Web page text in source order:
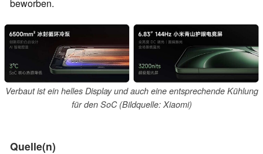
beworben.
Verbaut ist ein helles Display und auch eine entsprechende Kühlung
für den SoC (Bildquelle: Xiaomi)
Quelle(n)